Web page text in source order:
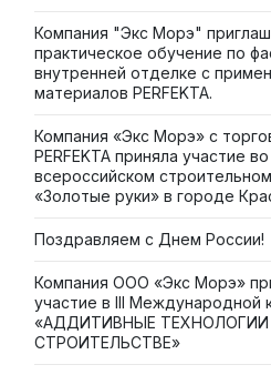
Компания "Экс Морэ"
практическое обучение по
внутренней отделке с
материалов PERFEKTA.
Компания «Экс Морэ» с
PERFEKTA приняла участие во
всероссийском
«Золотые руки» в городе
Поздравляем с Днем России!
Компания ООО «Экс Морэ»
участие в III Международной
«АДДИТИВНЫЕ ТЕХНОЛОГИИ
СТРОИТЕЛЬСТВЕ»